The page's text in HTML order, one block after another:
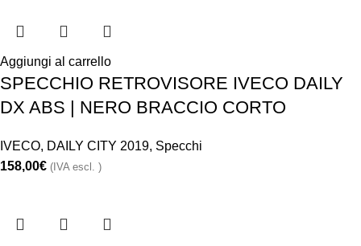
Aggiungi al carrello
SPECCHIO RETROVISORE IVECO DAILY
DX ABS | NERO BRACCIO CORTO
IVECO, DAILY CITY 2019, Specchi
158,00€ (IVA escl. )